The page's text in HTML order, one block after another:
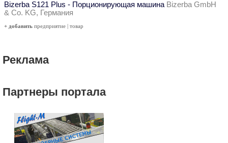
Bizerba S121 Plus - Порционирующая машина Bizerba GmbH
& Co. KG, Германия
+ добавить предприятие | товар
Реклама
Партнеры портала